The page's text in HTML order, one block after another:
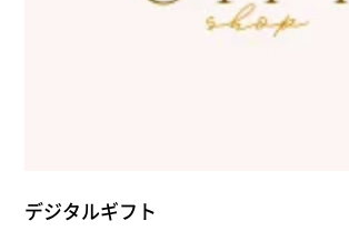
デジタルギフト